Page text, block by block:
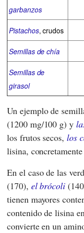
garbanzos
Pistachos, crudos
Semillas de chía
Semillas de
girasol
Un ejemplo de
(1200 mg/100 g) y
los frutos secos,los
lisina,
En el caso de las
(170), el brócoli
tienen mayores
contenido de lisina
convierte en un